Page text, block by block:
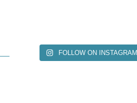
FOLLOW ON INSTAGRAM